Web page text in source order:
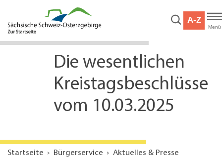
Hauptinhalt
Service
A-Z
Menü
Die wesentlichen
Kreistagsbeschlüsse
vom 10.03.2025
Startseite Bürgerservice Aktuelles & Presse